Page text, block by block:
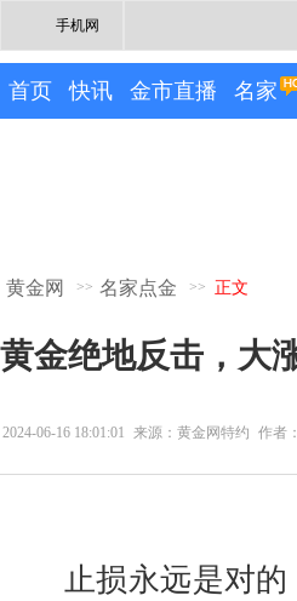
手机网
首页 快讯 金市直播 名家
黄金网 >> 名家点金 >> 正文
黄金绝地反击，大
2024-06-16 18:01:01 来源：黄金网特约 作者
专栏
止损永远是对的